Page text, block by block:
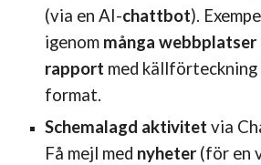
(via en AI-chattbot).
igenom många webbplatser
rapport med
format.
Schemalagd aktivitet via
Få mejl med nyheter (för en